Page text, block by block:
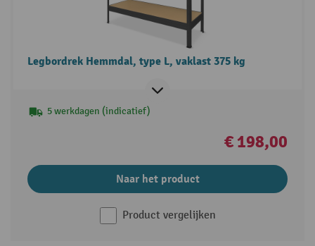
Legbordrek Hemmdal, type L, vaklast 375 kg
5 werkdagen (indicatief)
€ 198,00
Naar het product
Product vergelijken